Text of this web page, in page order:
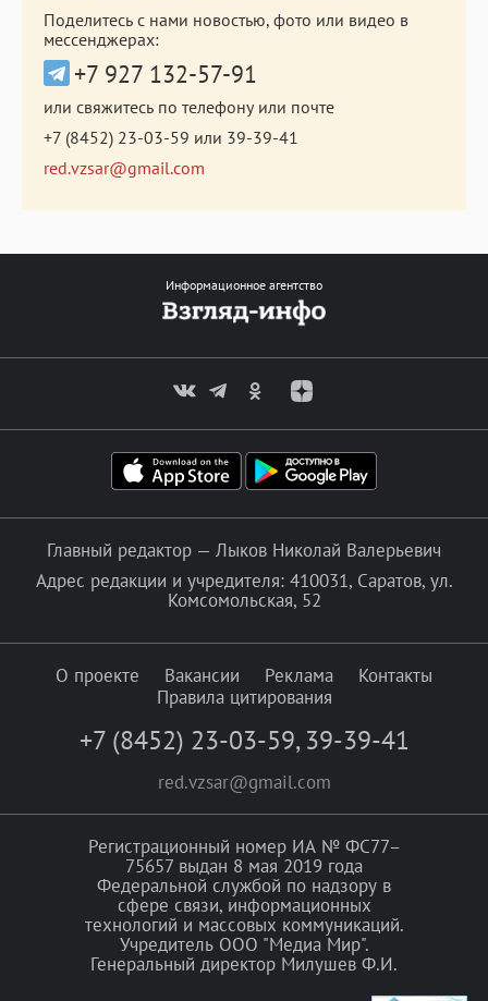
Поделитесь с нами новостью, фото или видео в
мессенджерах:
+7 927 132-57-91
или свяжитесь по телефону или почте
+7 (8452) 23-03-59 или 39-39-41
red.vzsar@gmail.com
Информационное агентство
Главный редактор — Лыков Николай Валерьевич
Адрес редакции и учредителя: 410031, Саратов, ул.
Комсомольская, 52
О проекте Вакансии Реклама
Контакты
Правила цитирования
+7 (8452) 23-03-59, 39-39-41
red.vzsar@gmail.com
Регистрационный номер ИА № ФС77–
75657 выдан 8 мая 2019 года
Федеральной службой по надзору в
сфере связи, информационных
технологий и массовых коммуникаций.
Учредитель ООО "Медиа Мир".
Генеральный директор Милушев Ф.И.